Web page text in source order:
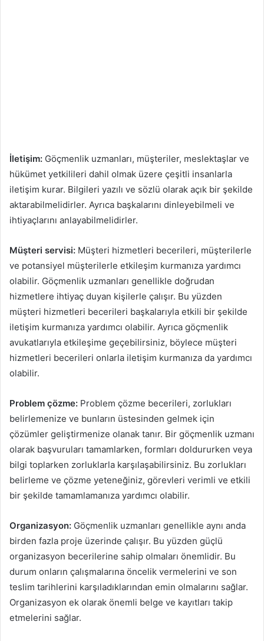
İletişim: Göçmenlik uzmanları, müşteriler, meslektaşlar ve
hükümet yetkilileri dahil olmak üzere çeşitli insanlarla
iletişim kurar. Bilgileri yazılı ve sözlü olarak açık bir şekilde
aktarabilmelidirler. Ayrıca başkalarını dinleyebilmeli ve
ihtiyaçlarını anlayabilmelidirler.
Müşteri servisi: Müşteri hizmetleri becerileri, müşterilerle
ve potansiyel müşterilerle etkileşim kurmanıza yardımcı
olabilir. Göçmenlik uzmanları genellikle doğrudan
hizmetlere ihtiyaç duyan kişilerle çalışır. Bu yüzden
müşteri hizmetleri becerileri başkalarıyla etkili bir şekilde
iletişim kurmanıza yardımcı olabilir. Ayrıca göçmenlik
avukatlarıyla etkileşime geçebilirsiniz, böylece müşteri
hizmetleri becerileri onlarla iletişim kurmanıza da yardımcı
olabilir.
Problem çözme: Problem çözme becerileri, zorlukları
belirlemenize ve bunların üstesinden gelmek için
çözümler geliştirmenize olanak tanır. Bir göçmenlik uzmanı
olarak başvuruları tamamlarken, formları doldururken veya
bilgi toplarken zorluklarla karşılaşabilirsiniz. Bu zorlukları
belirleme ve çözme yeteneğiniz, görevleri verimli ve etkili
bir şekilde tamamlamanıza yardımcı olabilir.
Organizasyon: Göçmenlik uzmanları genellikle aynı anda
birden fazla proje üzerinde çalışır. Bu yüzden güçlü
organizasyon becerilerine sahip olmaları önemlidir. Bu
durum onların çalışmalarına öncelik vermelerini ve son
teslim tarihlerini karşıladıklarından emin olmalarını sağlar.
Organizasyon ek olarak önemli belge ve kayıtları takip
etmelerini sağlar.